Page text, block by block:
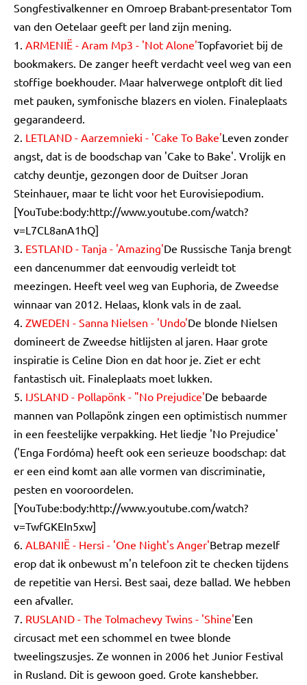
Songfestivalkenner en Omroep Brabant-presentator Tom
van den Oetelaar geeft per land zijn mening.
1. ARMENIË - Aram Mp3 - 'Not Alone'Topfavoriet bij de
bookmakers. De zanger heeft verdacht veel weg van een
stoffige boekhouder. Maar halverwege ontploft dit lied
met pauken, symfonische blazers en violen. Finaleplaats
gegarandeerd.
2. LETLAND - Aarzemnieki - 'Cake To Bake'Leven zonder
angst, dat is de boodschap van 'Cake to Bake'. Vrolijk en
catchy deuntje, gezongen door de Duitser Joran
Steinhauer, maar te licht voor het Eurovisiepodium.
[YouTube:body:http://www.youtube.com/watch?
v=L7CL8anA1hQ]
3. ESTLAND - Tanja - 'Amazing'De Russische Tanja brengt
een dancenummer dat eenvoudig verleidt tot
meezingen. Heeft veel weg van Euphoria, de Zweedse
winnaar van 2012. Helaas, klonk vals in de zaal.
4. ZWEDEN - Sanna Nielsen - 'Undo'De blonde Nielsen
domineert de Zweedse hitlijsten al jaren. Haar grote
inspiratie is Celine Dion en dat hoor je. Ziet er echt
fantastisch uit. Finaleplaats moet lukken.
5. IJSLAND - Pollapönk - "No Prejudice'De bebaarde
mannen van Pollapönk zingen een optimistisch nummer
in een feestelijke verpakking. Het liedje 'No Prejudice'
('Enga Fordóma) heeft ook een serieuze boodschap: dat
er een eind komt aan alle vormen van discriminatie,
pesten en vooroordelen.
[YouTube:body:http://www.youtube.com/watch?
v=TwfGKEIn5xw]
6. ALBANIË - Hersi - 'One Night's Anger'Betrap mezelf
erop dat ik onbewust m'n telefoon zit te checken tijdens
de repetitie van Hersi. Best saai, deze ballad. We hebben
een afvaller.
7. RUSLAND - The Tolmachevy Twins - 'Shine'Een
circusact met een schommel en twee blonde
tweelingszusjes. Ze wonnen in 2006 het Junior Festival
in Rusland. Dit is gewoon goed. Grote kanshebber.